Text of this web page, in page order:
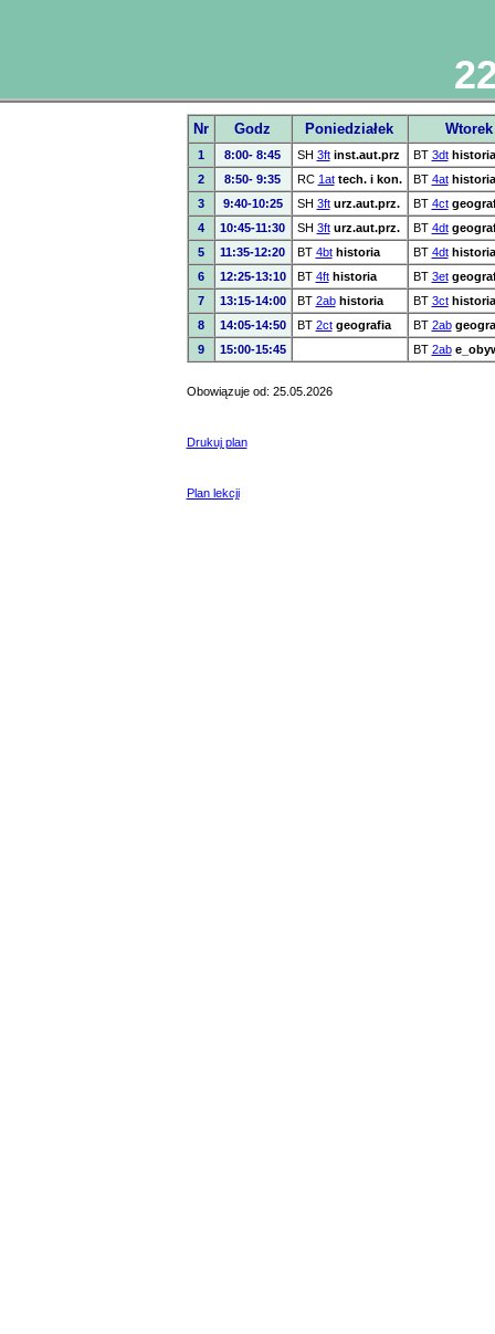
Nr Godz Poniedziałek Wtorek
1 8:00- 8:45 SH 3ft inst.aut.prz BT 3dt historia
2
8:50- 9:35 RC 1at tech. i kon. BT 4at historia
3
9:40-10:25 SH 3ft urz.aut.prz. BT 4ct
4
10:45-11:30 SH 3ft urz.aut.prz. BT 4dt
5
11:35-12:20 BT 4bt historia BT 4dt historia
6
12:25-13:10 BT 4ft historia BT 3et
7
13:15-14:00 BT 2ab historia BT 3ct historia
8
14:05-14:50 BT 2ct geografia BT 2ab
9
15:00-15:45 BT 2ab
Obowiązuje od: 25.05.2026
Drukuj plan
Plan lekcji